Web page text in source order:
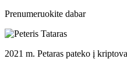
Prenumeruokite dabar
2021 m. Petaras pateko į